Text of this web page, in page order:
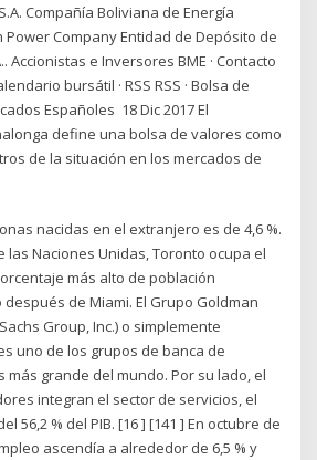
Compañía Boliviana de Energía
Power Company Entidad de Depósito de
Accionistas e Inversores BME · Contacto
bursátil · RSS RSS · Bolsa de
Españoles 18 Dic 2017 El
define una bolsa de valores como
de la situación en los mercados de
nacidas en el extranjero es de 4,6 %.
las Naciones Unidas, Toronto ocupa el
más alto de población
de Miami. El Grupo Goldman
Group, Inc.) o simplemente
uno de los grupos de banca de
grande del mundo. Por su lado, el
integran el sector de servicios, el
56,2 % del PIB. [16 ] [141 ] En octubre de
ascendía a alrededor de 6,5 % y